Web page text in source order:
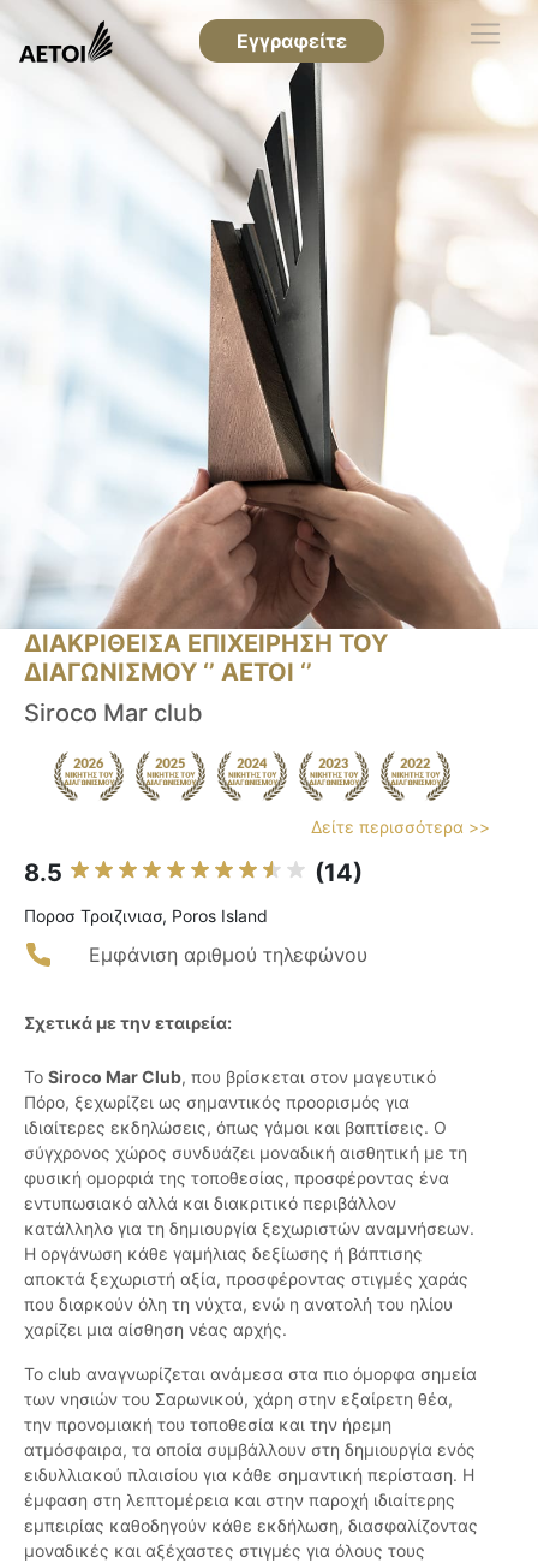
Εγγραφείτε
ΔΙΑΚΡΙΘΕΙΣΑ ΕΠΙΧΕΙΡΗΣΗ ΤΟΥ
ΔΙΑΓΩΝΙΣΜΟΥ ‘’ ΑΕΤΟΙ ‘’
Siroco Mar club
Δείτε περισσότερα >>
8.5 (14)
Ποροσ Τροιζινιασ, Poros Island
Εμφάνιση αριθμού τηλεφώνου
Σχετικά με την εταιρεία:
Το Siroco Mar Club, που βρίσκεται στον μαγευτικό
Πόρο, ξεχωρίζει ως σημαντικός προορισμός για
ιδιαίτερες εκδηλώσεις, όπως γάμοι και βαπτίσεις. Ο
σύγχρονος χώρος συνδυάζει μοναδική αισθητική με τη
φυσική ομορφιά της τοποθεσίας, προσφέροντας ένα
εντυπωσιακό αλλά και διακριτικό περιβάλλον
κατάλληλο για τη δημιουργία ξεχωριστών αναμνήσεων.
Η οργάνωση κάθε γαμήλιας δεξίωσης ή βάπτισης
αποκτά ξεχωριστή αξία, προσφέροντας στιγμές χαράς
που διαρκούν όλη τη νύχτα, ενώ η ανατολή του ηλίου
χαρίζει μια αίσθηση νέας αρχής.
Το club αναγνωρίζεται ανάμεσα στα πιο όμορφα σημεία
των νησιών του Σαρωνικού, χάρη στην εξαίρετη θέα,
την προνομιακή του τοποθεσία και την ήρεμη
ατμόσφαιρα, τα οποία συμβάλλουν στη δημιουργία ενός
ειδυλλιακού πλαισίου για κάθε σημαντική περίσταση. Η
έμφαση στη λεπτομέρεια και στην παροχή ιδιαίτερης
εμπειρίας καθοδηγούν κάθε εκδήλωση, διασφαλίζοντας
μοναδικές και αξέχαστες στιγμές για όλους τους